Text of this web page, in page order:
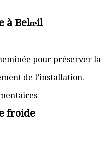
à Belœil
pour préserver la
de l’installation.
froide